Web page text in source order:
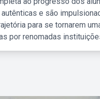
e são
para se tornarem
por renomadas